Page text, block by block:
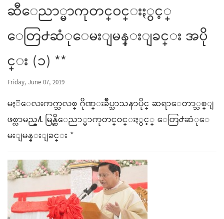
ဆီေညာ္မာကုတင္ဝင္းႏွင့္
ေတြ႕ဆံုေမးျမန္းျခင္း အပို
င္း (၁) **
Friday, June 07, 2019
မႏၱေလးကက္သလစ္ ဂိုဏ္းခ်ဳပ္သာသနာပိုင္ ဆရာေတာ္သစ္ျ
ဖစ္လာမည္႔ မြန္ဆီေညာ္မာကုတင္ဝင္းႏွင့္ ေတြ႕ဆံုေ
မးျမန္းျခင္း *